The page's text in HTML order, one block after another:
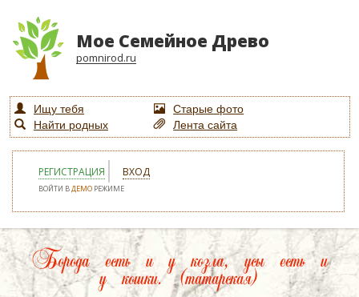
Мое Семейное Древо
pomnirod.ru
Ищу тебя
Старые фото
Найти родных
Лента сайта
РЕГИСТРАЦИЯ ВХОД
ВОЙТИ ВДЕМО РЕЖИМЕ
Борода есть и у козла, усы есть и
у кошки. (татарская)